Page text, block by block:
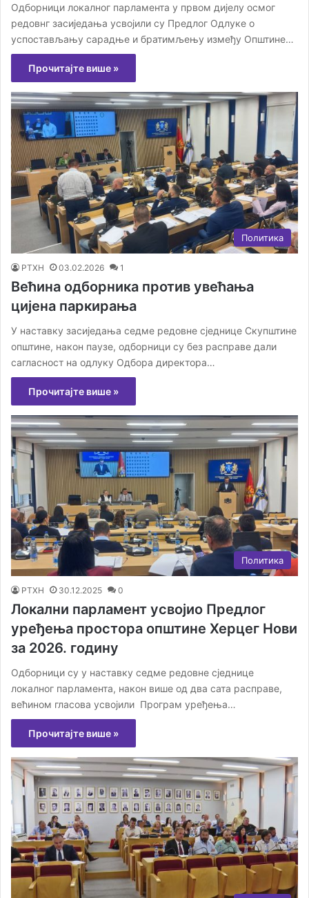
Одборници локалног парламента у првом дијелу осмог
редовнг засиједања усвојили су Предлог Одлуке о
успостављању сарадње и братимљењу између Општине…
Прочитајте више »
Политика
РТХН 03.02.2026 1
Већина одборника против увећања
цијена паркирања
У наставку засиједања седме редовне сједнице Скупштине
општине, након паузе, одборници су без расправе дали
сагласност на одлуку Одбора директора…
Прочитајте више »
Политика
РТХН 30.12.2025 0
Локални парламент усвојио Предлог
уређења простора општине Херцег Нови
за 2026. годину
Одборници су у наставку седме редовне сједнице
локалног парламента, након више од два сата расправе,
већином гласова усвојили Програм уређења…
Прочитајте више »